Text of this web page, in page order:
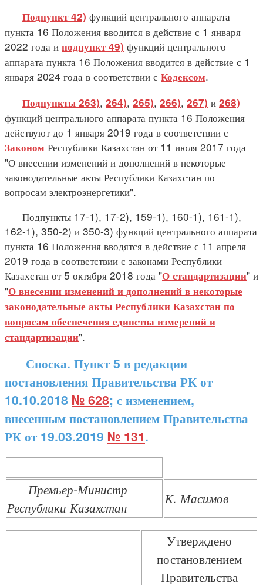
Подпункт 42) функций центрального аппарата
пункта 16 Положения вводится в действие с 1 января
2022 года и подпункт 49) функций центрального
аппарата пункта 16 Положения вводится в действие с 1
января 2024 года в соответствии с Кодексом.
Подпункты 263), 264), 265), 266), 267) и 268)
функций центрального аппарата пункта 16 Положения
действуют до 1 января 2019 года в соответствии с
Законом Республики Казахстан от 11 июля 2017 года
"О внесении изменений и дополнений в некоторые
законодательные акты Республики Казахстан по
вопросам электроэнергетики".
Подпункты 17-1), 17-2), 159-1), 160-1), 161-1),
162-1), 350-2) и 350-3) функций центрального аппарата
пункта 16 Положения вводятся в действие с 11 апреля
2019 года в соответствии с законами Республики
Казахстан от 5 октября 2018 года "О стандартизации" и
"О внесении изменений и дополнений в некоторые
законодательные акты Республики Казахстан по
вопросам обеспечения единства измерений и
стандартизации".
Сноска. Пункт 5 в редакции
постановления Правительства РК от
10.10.2018 № 628; с изменением,
внесенным постановлением Правительства
РК от 19.03.2019 № 131.
Премьер-Министр
Республики Казахстан
К. Масимов
Утверждено
постановлением
Правительства